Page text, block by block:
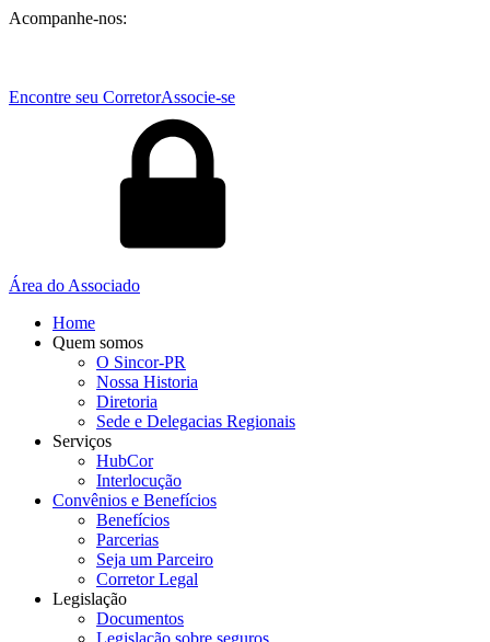
Acompanhe-nos:
Encontre seu CorretorAssocie-se
Área do Associado
Home
Quem somos
O Sincor-PR
Nossa Historia
Diretoria
Sede e Delegacias Regionais
Serviços
HubCor
Interlocução
Convênios e Benefícios
Benefícios
Parcerias
Seja um Parceiro
Corretor Legal
Legislação
Documentos
Legislação sobre seguros